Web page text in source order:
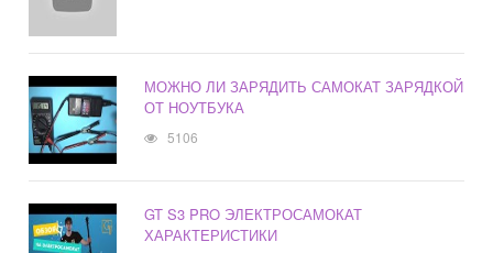
МОЖНО ЛИ ЗАРЯДИТЬ САМОКАТ ЗАРЯДКОЙ
ОТ НОУТБУКА
5106
GT S3 PRO ЭЛЕКТРОСАМОКАТ
ХАРАКТЕРИСТИКИ